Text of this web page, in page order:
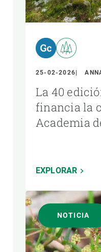
25-02-2026
La 40
financia la
Academia
EXPLORAR
NOTICIA